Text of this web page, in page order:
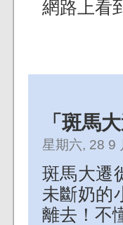
網路上看
「斑馬
星期六, 28 9
斑馬大遷
未斷奶的
離去！不